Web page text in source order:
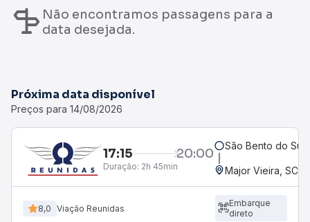
Não encontramos passagens para a
data desejada.
Próxima data disponível
Preços para 14/08/2026
17:15 20:00
Duração: 2h 45min
São Bento do Sul,
Major Vieira, SC
8,0 Viação Reunidas
Embarque
direto